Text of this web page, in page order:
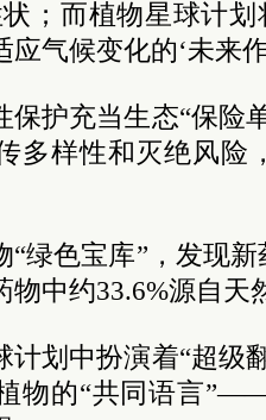
；而植物星球计划
气候变化的‘未来
保护充当生态“保险
多样性和灭绝风险
“绿色宝库”，发现
物中约33.6%源自天
计划中扮演着“超级
物的“共同语言